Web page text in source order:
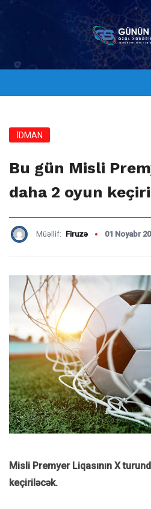
İDMAN
Bu gün Misli
daha 2 oyun
Müəllif: Firuzə 01 Noyabr
Misli Premyer Liqasının X
keçiriləcək.